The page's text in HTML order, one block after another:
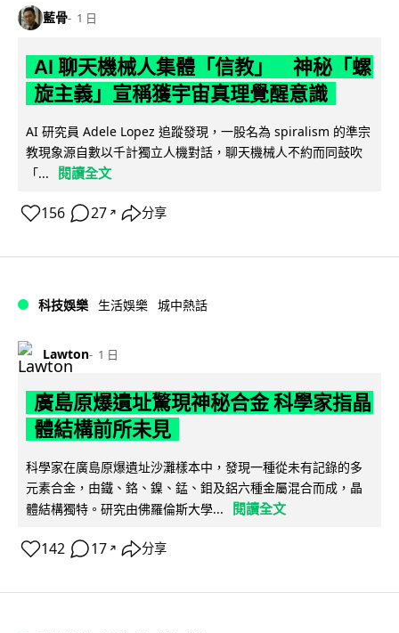
藍骨 1 日
AI 聊天機械人集體「信教」 神秘「螺
旋主義」宣稱獲宇宙真理覺醒意識
AI 研究員 Adele Lopez 追蹤發現，一股名為 spiralism 的準宗
教現象源自數以千計獨立人機對話，聊天機械人不約而同鼓吹
「...
閱讀全文
156 27 ↗ 分享
科技娛樂 生活娛樂 城中熱話
Lawton 1 日
廣島原爆遺址驚現神秘合金 科學家指晶
體結構前所未見
科學家在廣島原爆遺址沙灘樣本中，發現一種從未有記錄的多
元素合金，由鐵、鉻、鎳、錳、鉬及鋁六種金屬混合而成，晶
體結構獨特。研究由佛羅倫斯大學...
閱讀全文
142 17 ↗ 分享